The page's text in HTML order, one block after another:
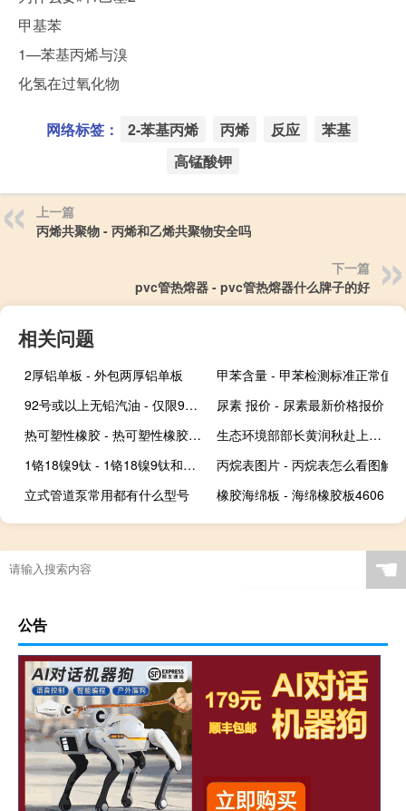
甲基苯
1—苯基丙烯与溴
化氢在过氧化物
网络标签： 2-苯基丙烯 丙烯 反应
苯基
高锰酸钾
上一篇
丙烯共聚物 - 丙烯和乙烯共聚物安全吗
下一篇
pvc管热熔器 - pvc管热熔器什么牌子的好
相关问题
2厚铝单板 - 外包两厚铝单板
甲苯含量 - 甲苯检测标准正常值
92号或以上无铅汽油 - 仅限92号以上无铅汽油
尿素 报价 - 尿素最新价格报价
热可塑性橡胶 - 热可塑性橡胶有毒吗
生态环境部部长黄润秋赴上海市调研生态环境保护工作
1铬18镍9钛 - 1铬18镍9钛和304区别
丙烷表图片 - 丙烷表怎么看图解
立式管道泵常用都有什么型号
橡胶海绵板 - 海绵橡胶板4606
☚
公告